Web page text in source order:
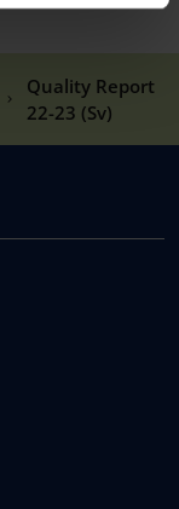
Quality Report
22-23 (Sv)